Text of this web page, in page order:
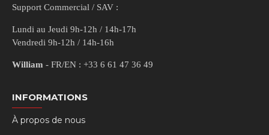
Support Commercial / SAV :
Lundi au Jeudi 9h-12h / 14h-17h
Vendredi 9h-12h / 14h-16h
William - FR/EN : +33 6 61 47 36 49
INFORMATIONS
À propos de nous